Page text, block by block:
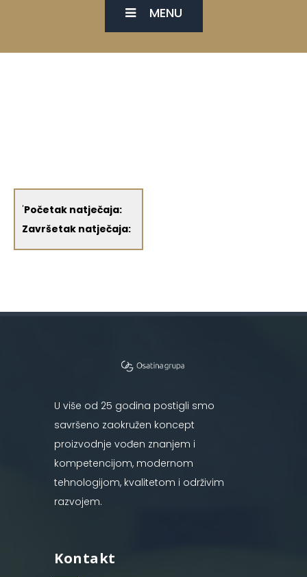
MENU
'Početak natječaja:
Završetak natječaja:
U više od 25 godina postigli smo
savršeno zaokružen koncept
proizvodnje vođen znanjem i
kompetencijom, modernom
tehnologijom, kvalitetom i održivim
razvojem.
Kontakt